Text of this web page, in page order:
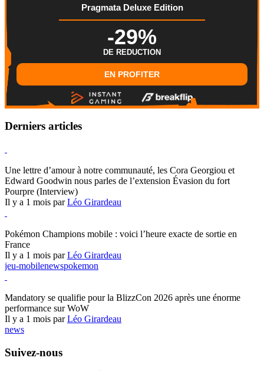
Pragmata Deluxe Edition
-29%
DE REDUCTION
EN PROFITER
Derniers articles
Une lettre d’amour à notre communauté, les Cora Georgiou et
Edward Goodwin nous parles de l’extension Évasion du fort
Pourpre (Interview)
Il y a 1 mois parLéo Girardeau
Pokémon Champions mobile : voici l’heure exacte de sortie en
France
Il y a 1 mois parLéo Girardeau
jeu-mobilenewspokemon
Mandatory se qualifie pour la BlizzCon 2026 après une énorme
performance sur WoW
Il y a 1 mois parLéo Girardeau
news
Suivez-nous